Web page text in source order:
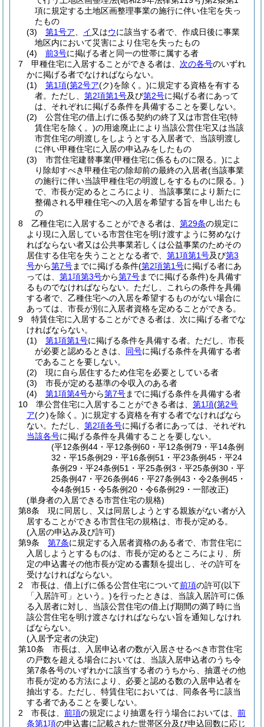
項に規定する土地区画整理事業の施行に伴い住宅を失っ
たもの
(3)
第1号ア イ 又はウに該当する者で、作成日後に事業
地区内において災害により住宅を失ったもの
(4)
前3号に掲げる者と同一の世帯に属する者
7
甲種住宅に入居することができる者は、 次の各号のいずれ
かに掲げる者でなければならない。
(1)
第1項(第2号ア(ク)を除く。)に規定する資格を有する
者。 ただし、 第2項第1号及び第2号に掲げる者にあって
は、それぞれに掲げる条件を具備することを要しない。
(2)
公営住宅の借上げに係る契約の終了又は市営住宅(特
賃住宅を除く。)の用途廃止により当該公営住宅又は当該
市営住宅の明渡しをしようとする入居者で、当該明渡し
に伴い甲種住宅に入居の申込みをしたもの
(3)
市営住宅建替事業(甲種住宅に係るものに限る。)によ
り除却すべき甲種住宅の除却前の最終の入居者(当該事業
の施行に伴い当該甲種住宅の明渡しをするものに限る。)
で、市長が定めるところにより、当該事業により新たに
整備される甲種住宅への入居を希望する旨を申し出たも
の
8
乙種住宅に入居することができる者は、 第29条の規定に
より現に入居している市営住宅を明け渡すように努めなけ
ればならない者又は公共事業若しくは公益事業のためその
居住する住宅を失うこととなる者で、 第1項第1号及び第3
号から第7号までに掲げる条件(第2項第1号に掲げる者にあ
っては、 第1項第3号から第7号までに掲げる条件)を具備す
るものでなければならない。 ただし、これらの条件を具備
する者で、乙種住宅への入居を希望するものがない場合に
あっては、市長が別に入居者資格を定めることができる。
9
特賃住宅に入居することができる者は、次に掲げる者でな
ければならない。
(1)
第1項第1号に掲げる条件を具備する者。 ただし、市長
が必要と認めるときは、 同号に掲げる条件を具備する者
であることを要しない。
(2)
現に自ら居住するため住宅を必要としている者
(3)
市長が定める基準の令収入のある者
(4)
第1項第4号から第7号までに掲げる条件を具備する者
10
準公営住宅に入居することができる者は、 第1項(第2号
ア(ク)を除く。)に規定する資格を有する者でなければなら
ない。 ただし、 第2項各号に掲げる者にあっては、それぞれ
当該各号に掲げる条件を具備することを要しない。
(平12条例44・平12条例60・平12条例79・平14条例
32・平15条例29・平16条例51・平23条例45・平24
条例29・平24条例51・平25条例3・平25条例30・平
25条例47・平26条例46・平27条例43・令2条例45・
令4条例15・令5条例20・令6条例29・一部改正)
(単身者の入居できる市営住宅の規格)
第8条
現に同居し、又は同居しようとする親族がない者が入
居することができる市営住宅の規格は、市長が定める。
(入居の申込み及び許可)
第9条
第7条に規定する入居者資格のある者で、市営住宅に
入居しようとするものは、市長が定めるところにより、所
定の申込書その他市長が定める書類を提出し、その許可を
受けなければならない。
2
市長は、借上げに係る公営住宅について前項の許可(以下
「入居許可」という。)を行ったときは、当該入居許可に係
る入居者に対し、当該公営住宅の借上げ期間の満了時に当
該公営住宅を明け渡さなければならない旨を通知しなけれ
ばならない。
(入居予定者の決定)
第10条
市長は、入居申込者の数が入居させるべき市営住宅
の戸数を超える場合においては、当該入居申込者のうち令
第7条各号のいずれかに該当する者のうちから、抽選その他
市長が定める方法により、必要と認める数の入居申込者を
抽出する。 ただし、特賃住宅においては、同条各号に該当
する者であることを要しない。
2
市長は、 前項の規定により抽選を行う場合においては、 前
条第1項の申込書に記載された世帯区分及び申込回数に応じ